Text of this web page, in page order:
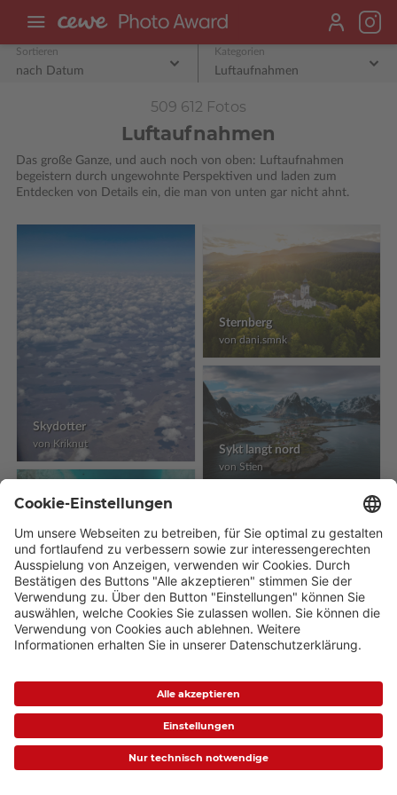
Sortieren
nach Datum
Kategorien
Luftaufnahmen
509 612 Fotos
Luftaufnahmen
Das große Ganze, und auch noch von oben: Luftaufnahmen
begeistern durch ungewohnte Perspektiven und laden zum
Entdecken von Details ein, die man von unten gar nicht ahnt.
Skydotter
von Kriknut
Peinture De l'océan indien
von Yohan Schott
Sternberg
von dani.smnk
Sykt langt nord
von Stien
Conntected
von Stien
Wandlitz
von Daniela Kloth